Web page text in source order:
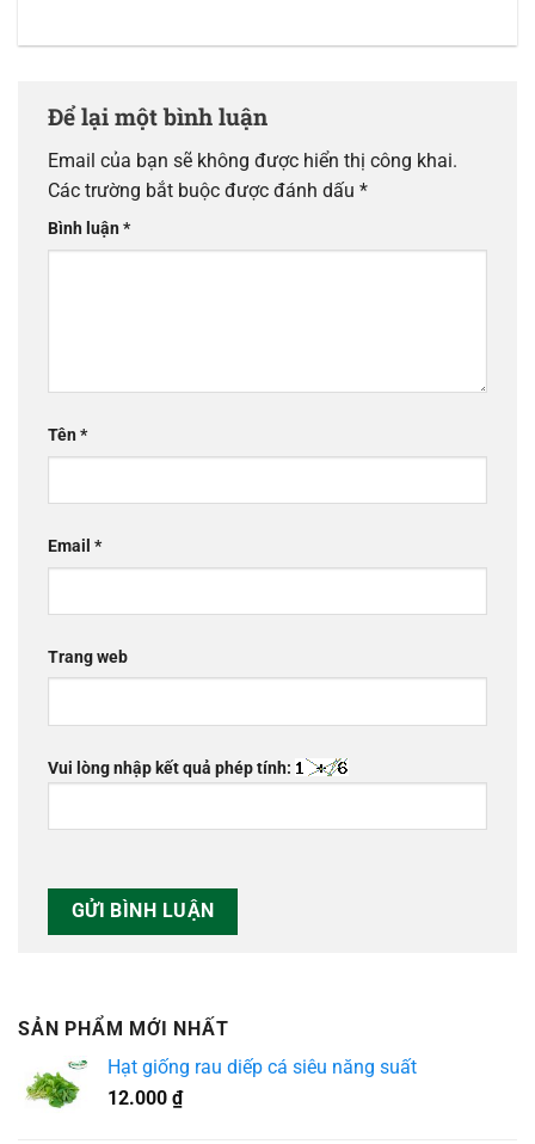
Để lại một bình luận
Email của bạn sẽ không được hiển thị công khai.
Các trường bắt buộc được đánh dấu *
Bình luận*
Tên*
Email *
Trang web
Vui lòng nhập kết quả phép tính:
SẢN PHẨM MỚI NHẤT
Hạt giống rau diếp cá siêu năng suất
12.000 ₫